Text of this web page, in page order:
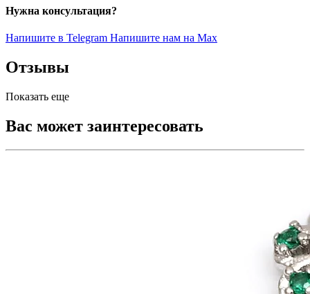
Нужна консультация?
Напишите в Telegram Напишите нам на Max
Отзывы
Показать еще
Вас может заинтересовать